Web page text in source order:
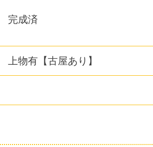
完成済
上物有【古屋あり】